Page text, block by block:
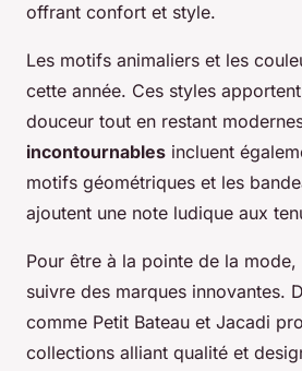
offrant confort et style.
Les motifs animaliers et les
cette année. Ces styles
douceur tout en restant
incontournables incluent
motifs géométriques et les
ajoutent une note ludique aux
Pour être à la pointe de la
suivre des marques innovantes.
comme Petit Bateau et Jacadi
collections alliant qualité et